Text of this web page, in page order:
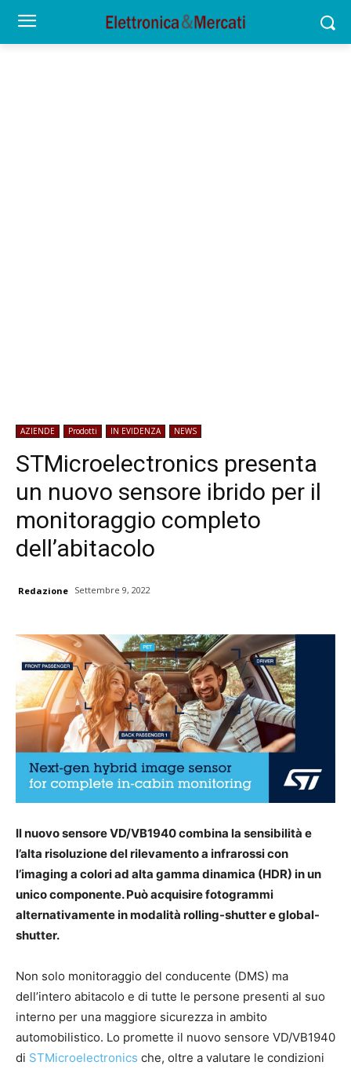
AZIENDE Prodotti IN EVIDENZA NEWS
STMicroelectronics presenta
un nuovo sensore ibrido per il
monitoraggio completo
dell’abitacolo
Redazione Settembre 9, 2022
Il nuovo sensore VD/VB1940 combina la sensibilità e
l’alta risoluzione del rilevamento a infrarossi con
l’imaging a colori ad alta gamma dinamica (HDR) in un
unico componente. Può acquisire fotogrammi
alternativamente in modalità rolling-shutter e global-
shutter.
Non solo monitoraggio del conducente (DMS) ma
dell’intero abitacolo e di tutte le persone presenti al suo
interno per una maggiore sicurezza in ambito
automobilistico. Lo promette il nuovo sensore VD/VB1940
di STMicroelectronics che, oltre a valutare le condizioni